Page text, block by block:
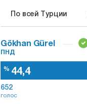
По всей Турции
Gökhan Gürel
ПНД
% 44,4
652
голос